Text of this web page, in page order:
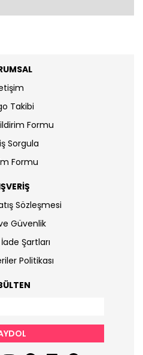
Takibi
Formu
Sorgula
Formu
Sözleşmesi
Güvenlik
Şartları
Politikası